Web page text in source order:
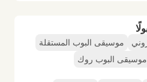
موسيقى البوب المستقلة
موسيقى البوب روك